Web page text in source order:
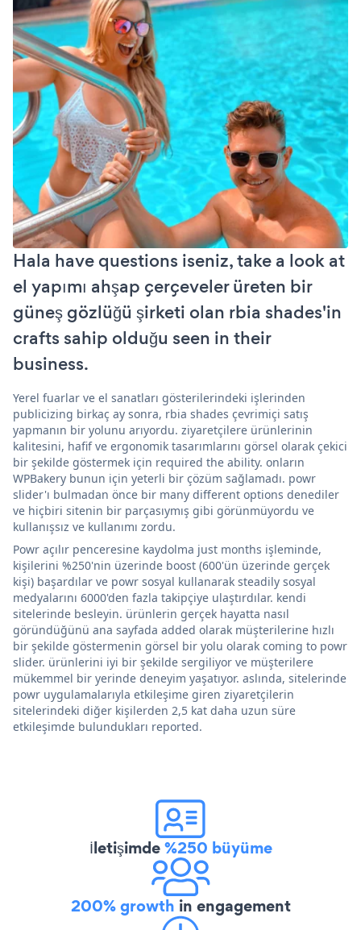
Hala have questions iseniz, take a look at
el yapımı ahşap çerçeveler üreten bir
güneş gözlüğü şirketi olan rbia shades'in
crafts sahip olduğu seen in their
business.
Yerel fuarlar ve el sanatları gösterilerindeki işlerinden
publicizing birkaç ay sonra, rbia shades çevrimiçi satış
yapmanın bir yolunu arıyordu. ziyaretçilere ürünlerinin
kalitesini, hafif ve ergonomik tasarımlarını görsel olarak çekici
bir şekilde göstermek için required the ability. onların
WPBakery bunun için yeterli bir çözüm sağlamadı. powr
slider'ı bulmadan önce bir many different options denediler
ve hiçbiri sitenin bir parçasıymış gibi görünmüyordu ve
kullanışsız ve kullanımı zordu.
Powr açılır penceresine kaydolma just months işleminde,
kişilerini %250'nin üzerinde boost (600'ün üzerinde gerçek
kişi) başardılar ve powr sosyal kullanarak steadily sosyal
medyalarını 6000'den fazla takipçiye ulaştırdılar. kendi
sitelerinde besleyin. ürünlerin gerçek hayatta nasıl
göründüğünü ana sayfada added olarak müşterilerine hızlı
bir şekilde göstermenin görsel bir yolu olarak coming to powr
slider. ürünlerini iyi bir şekilde sergiliyor ve müşterilere
mükemmel bir yerinde deneyim yaşatıyor. aslında, sitelerinde
powr uygulamalarıyla etkileşime giren ziyaretçilerin
sitelerindeki diğer kişilerden 2,5 kat daha uzun süre
etkileşimde bulundukları reported.
İletişimde%250 büyüme
200% growth in engagement